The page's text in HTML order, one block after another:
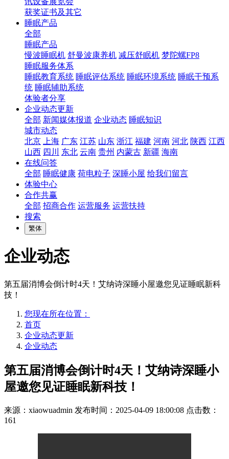
获奖证书及其它
睡眠产品
全部
睡眠产品
慢波睡眠机 舒曼波康养机 减压舒眠机 梦陀螺FP8
睡眠服务体系
睡眠教育系统 睡眠评估系统 睡眠环境系统 睡眠干预系
统 睡眠辅助系统
体验者分享
企业动态更新
全部 新闻媒体报道 企业动态 睡眠知识
城市动态
北京
上海 广东 江苏 山东 浙江 福建 河南 河北 陕西 江西
山西 四川 东北 云南 贵州 内蒙古 新疆 海南
在线问答
全部 睡眠健康 荷电粒子 深睡小屋 给我们留言
体验中心
合作共赢
全部 招商合作 运营服务 运营扶持
搜索
繁体
企业动态
第五届消博会倒计时4天！艾纳诗深睡小屋邀您见证睡眠新科
技！
您现在所在位置：
首页
企业动态更新
企业动态
第五届消博会倒计时4天！艾纳诗深睡小
屋邀您见证睡眠新科技！
来源：xiaowuadmin 发布时间：2025-04-09 18:00:08 点击数：
161